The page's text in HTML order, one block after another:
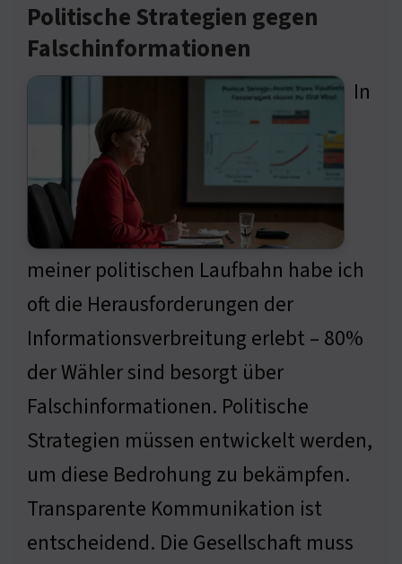
Politische Strategien gegen
Falschinformationen
In
meiner politischen Laufbahn habe ich
oft die Herausforderungen der
Informationsverbreitung erlebt – 80%
der Wähler sind besorgt über
Falschinformationen. Politische
Strategien müssen entwickelt werden,
um diese Bedrohung zu bekämpfen.
Transparente Kommunikation ist
entscheidend. Die Gesellschaft muss